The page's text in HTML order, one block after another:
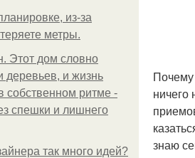
из-за
метры.
Этот дом словно
деревьев, и жизнь
собственном ритме -
спешки и лишнего
так много идей?
Почему
ничего
знаю